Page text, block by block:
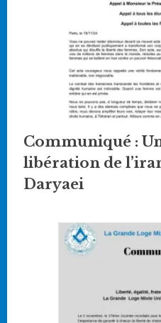
Communiqué :
libération de
Daryaei